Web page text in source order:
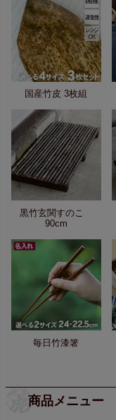
国産竹皮 3枚組
黒竹玄関すのこ
90cm
毎日竹漆箸
商品メニュー